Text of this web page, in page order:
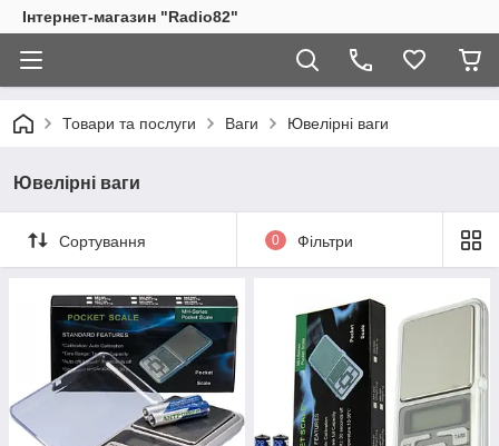
Інтернет-магазин "Radio82"
Товари та послуги Ваги Ювелірні ваги
Ювелірні ваги
Сортування 0 Фільтри